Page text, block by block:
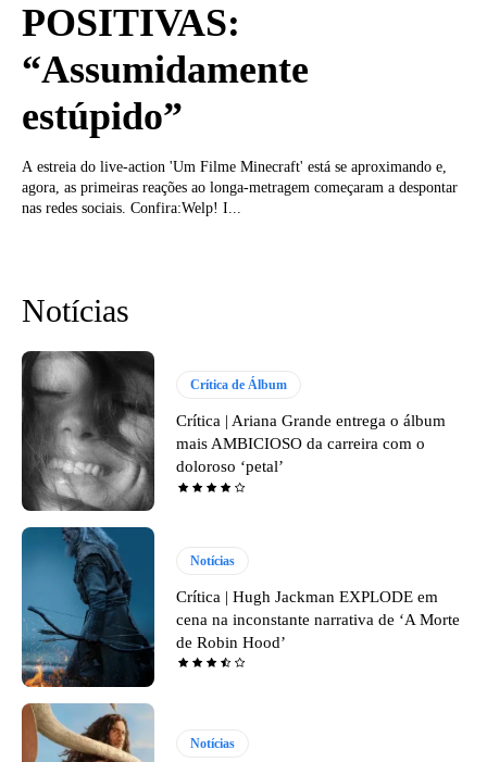
POSITIVAS:
“Assumidamente
estúpido”
A estreia do live-action 'Um Filme Minecraft' está se aproximando e,
agora, as primeiras reações ao longa-metragem começaram a despontar
nas redes sociais. Confira:Welp! I...
Notícias
Crítica de Álbum
Crítica | Ariana Grande entrega o álbum
mais AMBICIOSO da carreira com o
doloroso ‘petal’
Notícias
Crítica | Hugh Jackman EXPLODE em
cena na inconstante narrativa de ‘A Morte
de Robin Hood’
Notícias